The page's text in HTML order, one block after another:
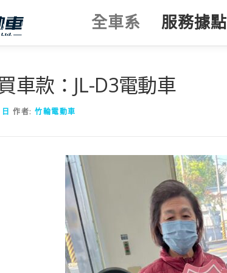
全車系 服務據點
車款：JL-D3電動車
作者: 竹輪電動車